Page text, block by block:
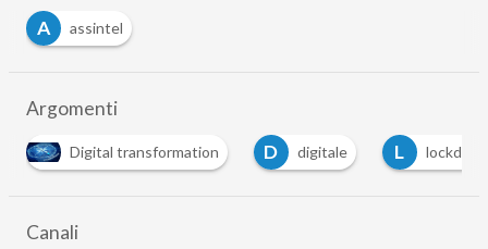
A
assintel
Argomenti
D
digitale L lockdown R
ripresa economica
Canali